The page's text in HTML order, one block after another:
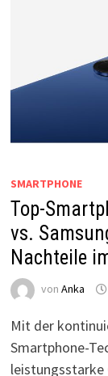
SMARTPHONE
Top-
vs.
Nachteile
von Anka
Mit der
Smartphone-
leistungsstarke